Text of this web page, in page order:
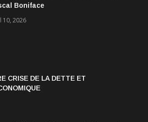
Boniface
10, 2026
CRISE DE LA DETTE ET